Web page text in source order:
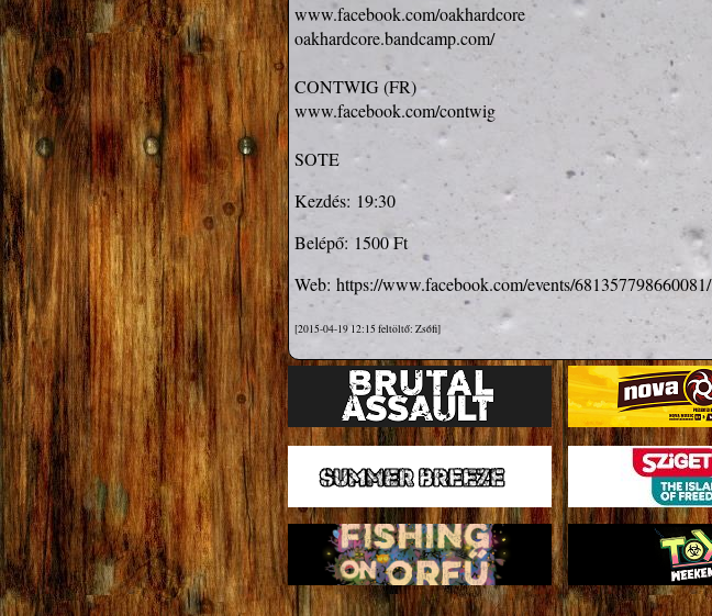
www.facebook.com/oakhardcore
oakhardcore.bandcamp.com/
www.facebook.com/contwig
Kezdés: 19:30
Belépő: 1500 Ft
Web: https://www.facebook.com/events/681357798660081/
[2015-04-19 12:15 feltöltő: Zsófi]